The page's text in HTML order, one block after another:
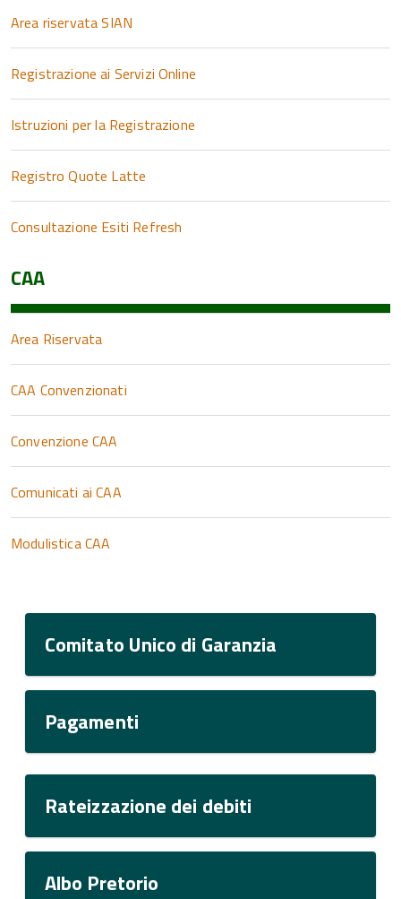
Area riservata SIAN
Registrazione ai Servizi Online
Istruzioni per la Registrazione
Registro Quote Latte
Consultazione Esiti Refresh
CAA
Area Riservata
CAA Convenzionati
Convenzione CAA
Comunicati ai CAA
Modulistica CAA
Comitato Unico di Garanzia
Pagamenti
Rateizzazione dei debiti
Albo Pretorio